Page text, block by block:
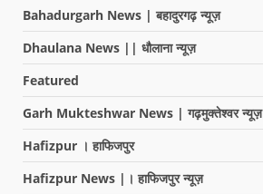
Bahadurgarh News | बहादुरगढ़ न्यूज़
Dhaulana News || धौलाना न्यूज़
Featured
Garh Mukteshwar News | गढ़मुक्तेश्वर न्यूज़
Hafizpur । हाफिजपुर
Hafizpur News |। हाफिजपुर न्यूज़